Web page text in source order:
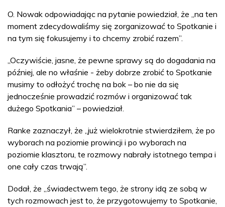
O. Nowak odpowiadając na pytanie powiedział, że „na ten
moment zdecydowaliśmy się zorganizować to Spotkanie i
na tym się fokusujemy i to chcemy zrobić razem”.
„Oczywiście, jasne, że pewne sprawy są do dogadania na
później, ale no właśnie - żeby dobrze zrobić to Spotkanie
musimy to odłożyć trochę na bok – bo nie da się
jednocześnie prowadzić rozmów i organizować tak
dużego Spotkania” – powiedział.
Ranke zaznaczył, że „już wielokrotnie stwierdziłem, że po
wyborach na poziomie prowincji i po wyborach na
poziomie klasztoru, te rozmowy nabrały istotnego tempa i
one cały czas trwają”.
Dodał, że „świadectwem tego, że strony idą ze sobą w
tych rozmowach jest to, że przygotowujemy to Spotkanie,